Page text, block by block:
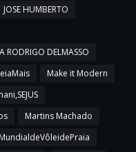
JOSE HUMBERTO
RODRIGO DELMASSO
Make it Modern
Martins Machado
MundialdeVôleidePraia